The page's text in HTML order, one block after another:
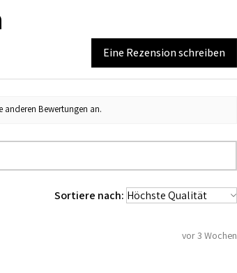
Eine Rezension schreiben
anderen Bewertungen an.
Sortiere nach:
vor 3 Wochen